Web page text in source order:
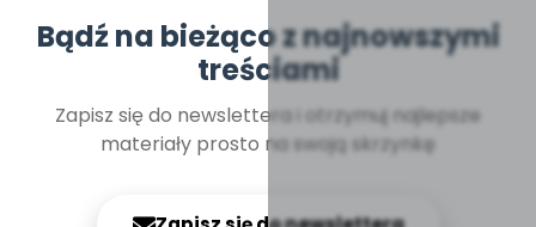
Bądź na bieżąco z najnowszymi
treściami
Zapisz się do newslettera i otrzymuj najlepsze
materiały prosto na swoją skrzynkę